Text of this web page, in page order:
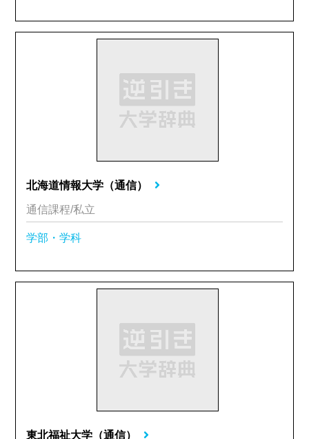
北海道情報大学（通信）
通信課程/私立
学部・学科
東北福祉大学（通信）